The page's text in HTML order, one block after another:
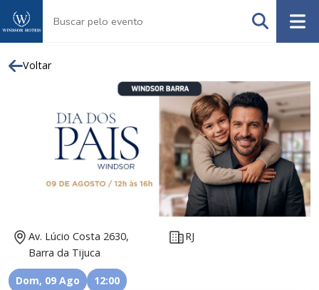
Voltar
Av. Lúcio Costa 2630,
Barra da Tijuca
RJ
Dom, 09 Ago 12:00